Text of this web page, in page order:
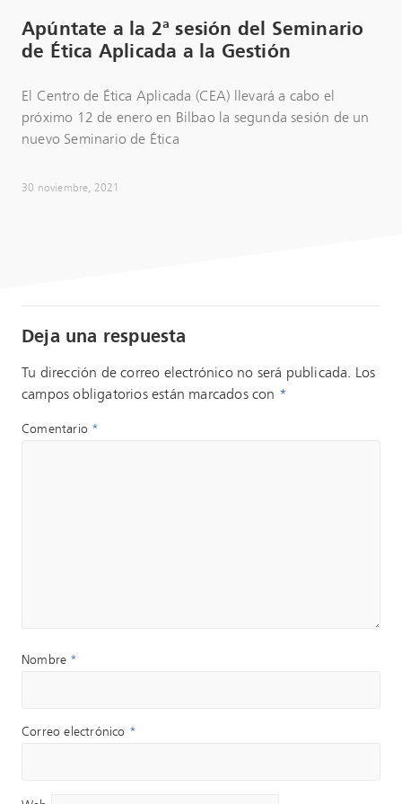
Apúntate a la 2ª sesión del Seminario
de Ética Aplicada a la Gestión
El Centro de Ética Aplicada (CEA) llevará a cabo el
próximo 12 de enero en Bilbao la segunda sesión de un
nuevo Seminario de Ética
30 noviembre, 2021
Deja una respuesta
Tu dirección de correo electrónico no será publicada.
Los
campos obligatorios están marcados con *
Comentario *
Nombre *
Correo electrónico *